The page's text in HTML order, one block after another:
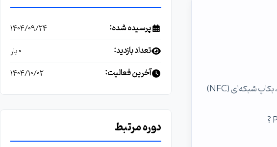
برای جداسازی ترافیک Backup از Management Network در راستای ایزوله سازی شبکه، طبق رفتار Veeam، بکاپ شبکه‌ای (NFC)
پرسیده شده: 1404/09/24
تعداد بازدید: 0 بار
آخرین فعالیت: 1404/10/02
دوره مرتبط